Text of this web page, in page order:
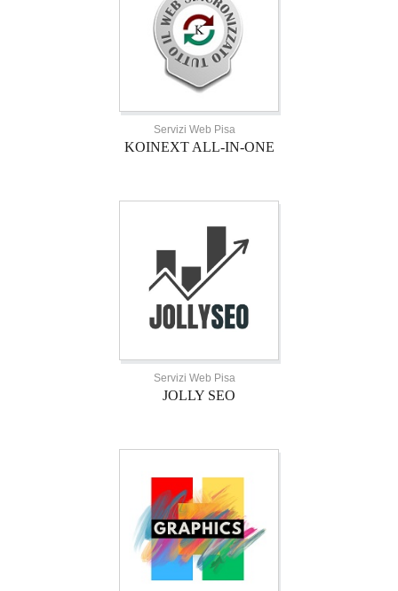
Servizi Web Pisa
KOINEXT ALL-IN-ONE
Servizi Web Pisa
JOLLY SEO